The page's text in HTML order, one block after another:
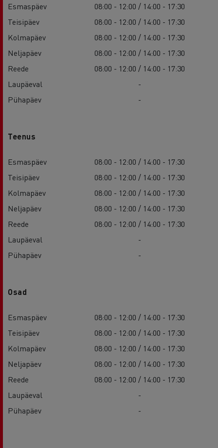
Esmaspäev
08:00 - 12:00 / 14:00 - 17:30
Teisipäev
08:00 - 12:00 / 14:00 - 17:30
Kolmapäev
08:00 - 12:00 / 14:00 - 17:30
Neljapäev
08:00 - 12:00 / 14:00 - 17:30
Reede
08:00 - 12:00 / 14:00 - 17:30
Laupäeval
-
Pühapäev
-
Teenus
Esmaspäev
08:00 - 12:00 / 14:00 - 17:30
Teisipäev
08:00 - 12:00 / 14:00 - 17:30
Kolmapäev
08:00 - 12:00 / 14:00 - 17:30
Neljapäev
08:00 - 12:00 / 14:00 - 17:30
Reede
08:00 - 12:00 / 14:00 - 17:30
Laupäeval
-
Pühapäev
-
Osad
Esmaspäev
08:00 - 12:00 / 14:00 - 17:30
Teisipäev
08:00 - 12:00 / 14:00 - 17:30
Kolmapäev
08:00 - 12:00 / 14:00 - 17:30
Neljapäev
08:00 - 12:00 / 14:00 - 17:30
Reede
08:00 - 12:00 / 14:00 - 17:30
Laupäeval
-
Pühapäev
-